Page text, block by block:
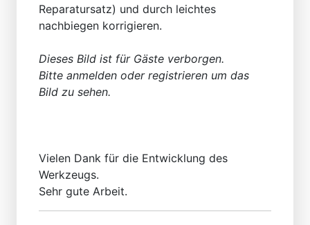
Reparatursatz) und durch leichtes
nachbiegen korrigieren.
Dieses Bild ist für Gäste verborgen.
Bitte anmelden oder registrieren um das
Bild zu sehen.
Vielen Dank für die Entwicklung des
Werkzeugs.
Sehr gute Arbeit.